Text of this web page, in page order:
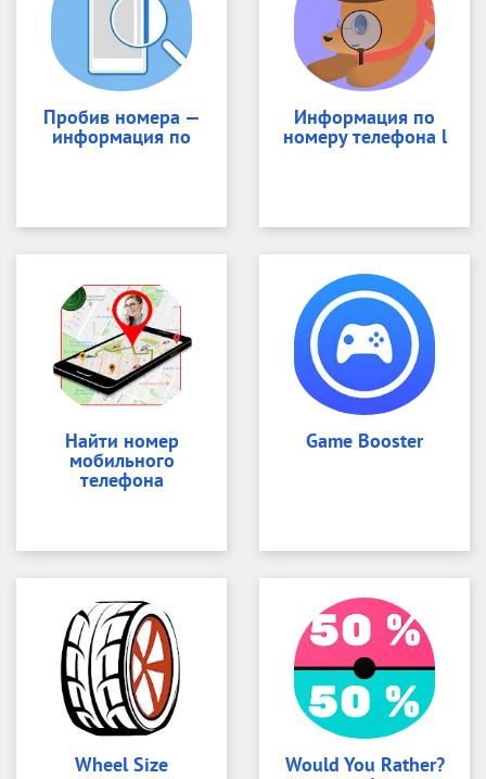
Пробив номера —
информация по
Информация по
номеру телефона l
Найти номер
мобильного
телефона
Game Booster
Wheel Size Would You Rather?